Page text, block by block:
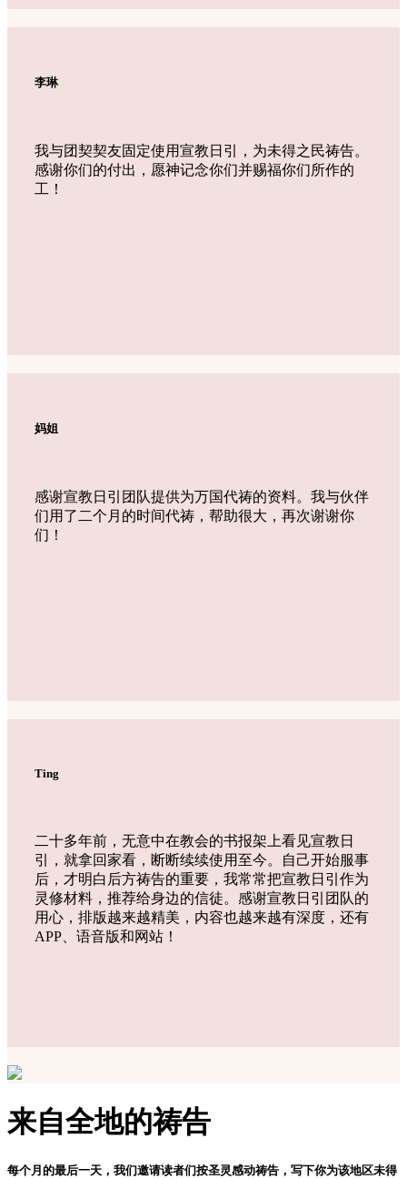
李琳
我与团契契友固定使用宣教日引，为未得之民祷告。
感谢你们的付出，愿神记念你们并赐福你们所作的
工！
妈姐
感谢宣教日引团队提供为万国代祷的资料。我与伙伴
们用了二个月的时间代祷，帮助很大，再次谢谢你
们！
Ting
二十多年前，无意中在教会的书报架上看见宣教日
引，就拿回家看，断断续续使用至今。自己开始服事
后，才明白后方祷告的重要，我常常把宣教日引作为
灵修材料，推荐给身边的信徒。感谢宣教日引团队的
用心，排版越来越精美，内容也越来越有深度，还有
APP、语音版和网站！
来自全地的祷告
每个月的最后一天，我们邀请读者们按圣灵感动祷告，写下你为该地区未得